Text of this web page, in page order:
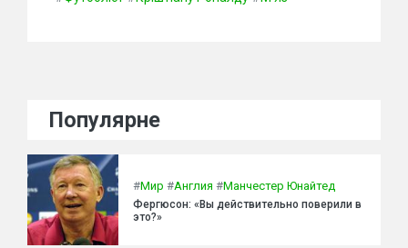
Популярне
#Мир #Англия #Манчестер Юнайтед
Фергюсон: «Вы действительно поверили в
это?»